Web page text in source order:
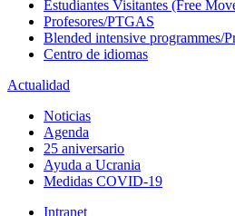
Estudiantes Visitantes (Free
Profesores/PTGAS
Blended intensive programmes/
Centro de idiomas
Actualidad
Noticias
Agenda
25 aniversario
Ayuda a Ucrania
Medidas COVID-19
Intranet